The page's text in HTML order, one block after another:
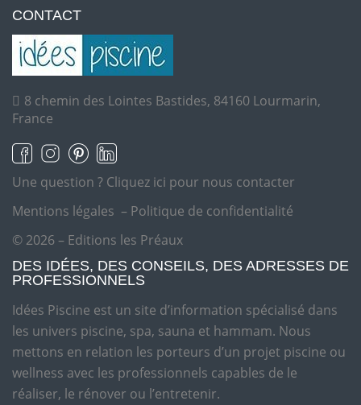
CONTACT
8 chemin des Lointes Bastides, 84160 Lourmarin,
France
Une question ? Cliquez ici pour nous contacter
Mentions légales – Politique de confidentialité
© 2026 – Editions les Préaux
DES IDÉES, DES CONSEILS, DES ADRESSES DE
PROFESSIONNELS
Idées Piscine est un site d’information spécialisé dans
les univers piscine, spa, sauna et hammam. Nous
mettons en relation les porteurs d’un projet piscine ou
wellness avec les professionnels capables de le
réaliser, le rénover ou l’entretenir.